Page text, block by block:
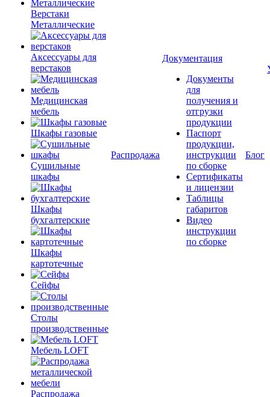
Верстаки
Металлические
Аксессуары для
верстаков
Медицинская
мебель
Шкафы газовые
Сушильные
шкафы
Шкафы
бухгалтерские
Шкафы
картотечные
Сейфы
Столы
производственные
Мебель LOFT
Распродажа
Распродажа
Документация
Документы
для
получения и
отгрузки
продукции
Паспорт
продукции,
инструкции
по сборке
Сертификаты
и лицензии
Таблицы
габаритов
Видео
инструкции
по сборке
Блог